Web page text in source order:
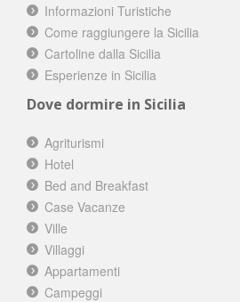
Informazioni Turistiche
Come raggiungere la Sicilia
Cartoline dalla Sicilia
Esperienze in Sicilia
Dove dormire in Sicilia
Agriturismi
Hotel
Bed and Breakfast
Case Vacanze
Ville
Villaggi
Appartamenti
Campeggi